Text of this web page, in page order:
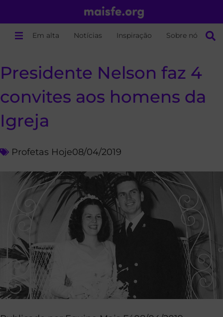
Em alta Notícias Inspiração Sobre nós
Presidente Nelson faz 4
convites aos homens da
Igreja
Profetas Hoje08/04/2019